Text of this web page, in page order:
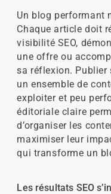
Un blog performant
Chaque article doit
visibilité SEO,
une offre ou
sa réflexion. Publier
un ensemble de
exploiter et peu
éditoriale claire
d’organiser les
maximiser leur
qui transforme un
Les résultats SEO